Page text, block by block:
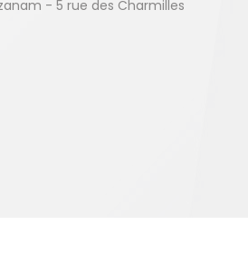
- 5 rue des Charmilles